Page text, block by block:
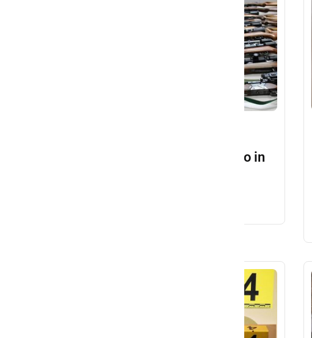
40-letniku zasegli konopljo in